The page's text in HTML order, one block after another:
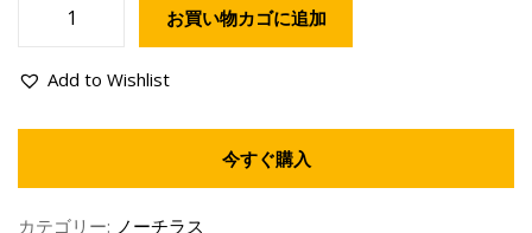
お買い物カゴに追加
Add to Wishlist
今すぐ購入
カテゴリー: ノーチラス